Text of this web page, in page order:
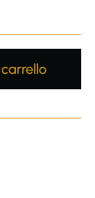
the